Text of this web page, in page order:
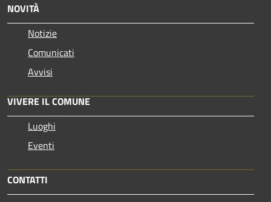
NOVITÀ
Notizie
Comunicati
Avvisi
VIVERE IL COMUNE
Luoghi
Eventi
CONTATTI